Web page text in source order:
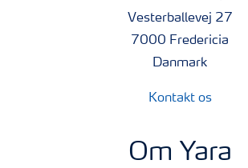
Vesterballevej 27
7000 Fredericia
Danmark
Kontakt os
Om Yara